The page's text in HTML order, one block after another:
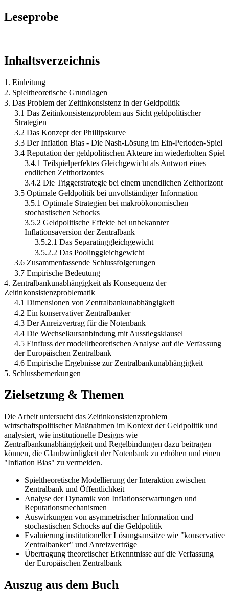
Leseprobe
Inhaltsverzeichnis
1. Einleitung
2. Spieltheoretische Grundlagen
3. Das Problem der Zeitinkonsistenz in der Geldpolitik
3.1 Das Zeitinkonsistenzproblem aus Sicht geldpolitischer
Strategien
3.2 Das Konzept der Phillipskurve
3.3 Der Inflation Bias - Die Nash-Lösung im Ein-Perioden-Spiel
3.4 Reputation der geldpolitischen Akteure im wiederholten Spiel
3.4.1 Teilspielperfektes Gleichgewicht als Antwort eines
endlichen Zeithorizontes
3.4.2 Die Triggerstrategie bei einem unendlichen Zeithorizont
3.5 Optimale Geldpolitik bei unvollständiger Information
3.5.1 Optimale Strategien bei makroökonomischen
stochastischen Schocks
3.5.2 Geldpolitische Effekte bei unbekannter
Inflationsaversion der Zentralbank
3.5.2.1 Das Separatinggleichgewicht
3.5.2.2 Das Poolinggleichgewicht
3.6 Zusammenfassende Schlussfolgerungen
3.7 Empirische Bedeutung
4. Zentralbankunabhängigkeit als Konsequenz der
Zeitinkonsistenzproblematik
4.1 Dimensionen von Zentralbankunabhängigkeit
4.2 Ein konservativer Zentralbanker
4.3 Der Anreizvertrag für die Notenbank
4.4 Die Wechselkursanbindung mit Ausstiegsklausel
4.5 Einfluss der modelltheoretischen Analyse auf die Verfassung
der Europäischen Zentralbank
4.6 Empirische Ergebnisse zur Zentralbankunabhängigkeit
5. Schlussbemerkungen
Zielsetzung & Themen
Die Arbeit untersucht das Zeitinkonsistenzproblem
wirtschaftspolitischer Maßnahmen im Kontext der Geldpolitik und
analysiert, wie institutionelle Designs wie
Zentralbankunabhängigkeit und Regelbindungen dazu beitragen
können, die Glaubwürdigkeit der Notenbank zu erhöhen und einen
"Inflation Bias" zu vermeiden.
Spieltheoretische Modellierung der Interaktion zwischen
Zentralbank und Öffentlichkeit
Analyse der Dynamik von Inflationserwartungen und
Reputationsmechanismen
Auswirkungen von asymmetrischer Information und
stochastischen Schocks auf die Geldpolitik
Evaluierung institutioneller Lösungsansätze wie "konservative
Zentralbanker" und Anreizverträge
Übertragung theoretischer Erkenntnisse auf die Verfassung
der Europäischen Zentralbank
Auszug aus dem Buch